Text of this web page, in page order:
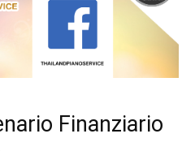
Finanziario